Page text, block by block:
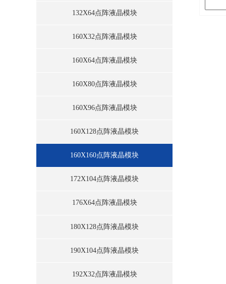
132X64点阵液晶模块
160X32点阵液晶模块
160X64点阵液晶模块
160X80点阵液晶模块
160X96点阵液晶模块
160X128点阵液晶模块
160X160点阵液晶模块
172X104点阵液晶模块
176X64点阵液晶模块
180X128点阵液晶模块
190X104点阵液晶模块
192X32点阵液晶模块